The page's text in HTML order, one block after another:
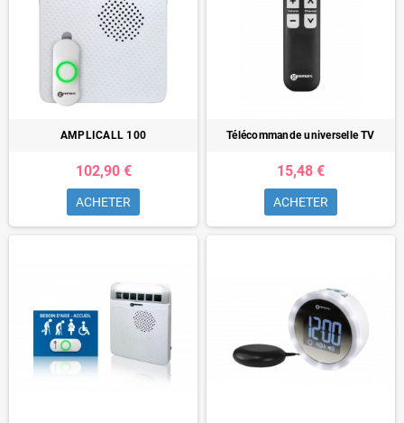
AMPLICALL 100
102,90 €
ACHETER
Télécommande universelle TV
15,48 €
ACHETER